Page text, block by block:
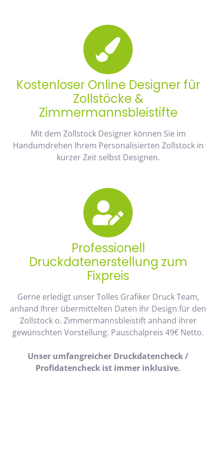
Kostenloser Online Designer für
Zollstöcke &
Zimmermannsbleistifte
Mit dem Zollstock Designer können Sie im
Handumdrehen Ihrem Personalisierten Zollstock in
kurzer Zeit selbst Designen.
Professionell
Druckdatenerstellung zum
Fixpreis
Gerne erledigt unser Tolles Grafiker Druck Team,
anhand Ihrer übermittelten Daten ihr Design für den
Zollstock o. Zimmermannsbleistift anhand ihrer
gewünschten Vorstellung. Pauschalpreis 49€ Netto.
Unser umfangreicher Druckdatencheck /
Profidatencheck ist immer inklusive.